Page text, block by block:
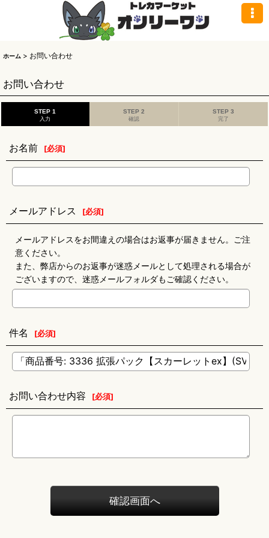
ホーム > お問い合わせ
お問い合わせ
STEP 1
入力
STEP 2
確認
STEP 3
完了
お名前 [必須]
メールアドレス [必須]
メールアドレスをお間違えの場合はお返事が届きません。ご注
意ください。
また、弊店からのお返事が迷惑メールとして処理される場合が
ございますので、迷惑メールフォルダもご確認ください。
件名 [必須]
お問い合わせ内容 [必須]
確認画面へ